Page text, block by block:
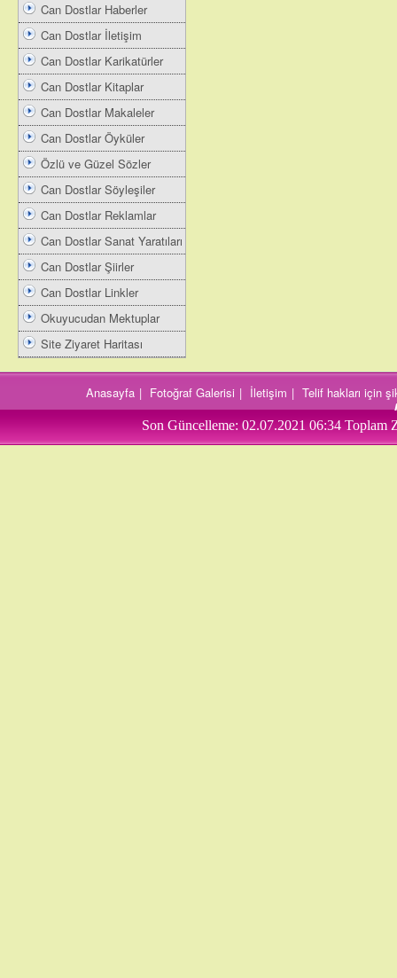
Can Dostlar Haberler
Can Dostlar İletişim
Can Dostlar Karikatürler
Can Dostlar Kitaplar
Can Dostlar Makaleler
Can Dostlar Öyküler
Özlü ve Güzel Sözler
Can Dostlar Söyleşiler
Can Dostlar Reklamlar
Can Dostlar Sanat Yaratıları
Can Dostlar Şiirler
Can Dostlar Linkler
Okuyucudan Mektuplar
Site Ziyaret Haritası
Anasayfa | Fotoğraf Galerisi | İletişim | Telif hakları için
Son Güncelleme: 02.07.2021 06:34 Toplam